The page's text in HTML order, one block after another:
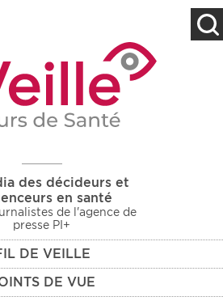
des décideurs et
en santé
de l'agence de
presse PI+
DE VEILLE
DE VUE
Type d'information
Rendez-vous
Zone géographique